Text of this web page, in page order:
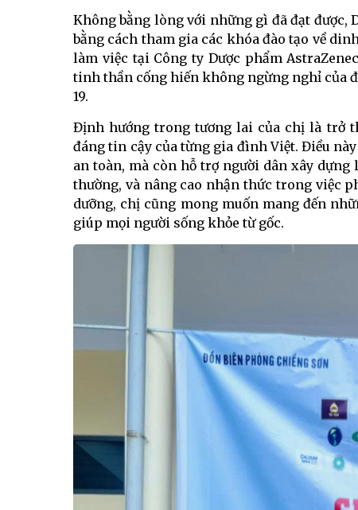
Không bằng lòng với những gì đã đạt
bằng cách tham gia các khóa đào tạo về
làm việc tại Công ty Dược phẩm
tinh thần cống hiến không ngừng nghỉ của
19.
Định hướng trong tương lai của chị là trở
đáng tin cậy của từng gia đình Việt. Điều
an toàn, mà còn hỗ trợ người dân xây
thường, và nâng cao nhận thức trong việc
dưỡng, chị cũng mong muốn mang đến
giúp mọi người sống khỏe từ gốc.